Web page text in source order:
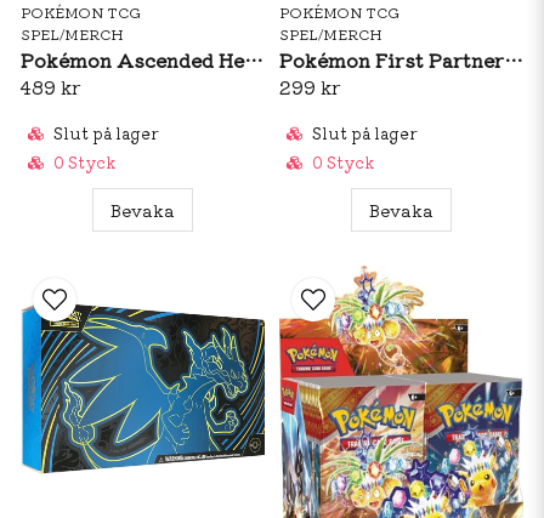
POKÉMON TCG
SPEL/MERCH
Pokémon Ascended Heroes Deluxe Pin Collection
489 kr
Slut på lager
0 Styck
Bevaka
POKÉMON TCG
SPEL/MERCH
Pokémon First Partner Illustration Collection - Series 1
299 kr
Slut på lager
0 Styck
Bevaka